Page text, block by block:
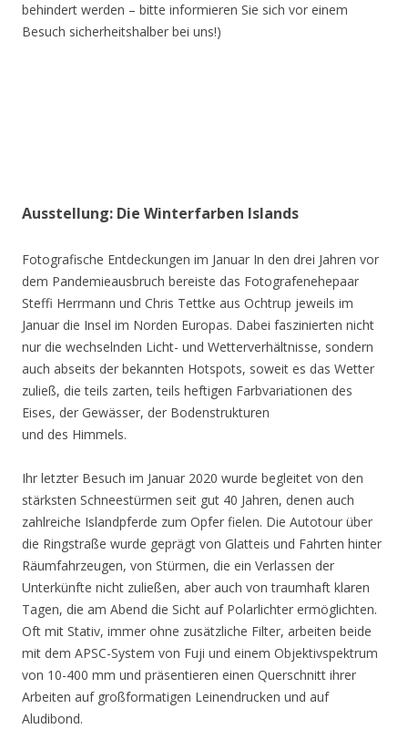
behindert werden – bitte informieren Sie sich vor einem
Besuch sicherheitshalber bei uns!)
Ausstellung: Die Winterfarben Islands
Fotografische Entdeckungen im Januar In den drei Jahren vor
dem Pandemieausbruch bereiste das Fotografenehepaar
Steffi Herrmann und Chris Tettke aus Ochtrup jeweils im
Januar die Insel im Norden Europas. Dabei faszinierten nicht
nur die wechselnden Licht- und Wetterverhältnisse, sondern
auch abseits der bekannten Hotspots, soweit es das Wetter
zuließ, die teils zarten, teils heftigen Farbvariationen des
Eises, der Gewässer, der Bodenstrukturen
und des Himmels.
Ihr letzter Besuch im Januar 2020 wurde begleitet von den
stärksten Schneestürmen seit gut 40 Jahren, denen auch
zahlreiche Islandpferde zum Opfer fielen. Die Autotour über
die Ringstraße wurde geprägt von Glatteis und Fahrten hinter
Räumfahrzeugen, von Stürmen, die ein Verlassen der
Unterkünfte nicht zuließen, aber auch von traumhaft klaren
Tagen, die am Abend die Sicht auf Polarlichter ermöglichten.
Oft mit Stativ, immer ohne zusätzliche Filter, arbeiten beide
mit dem APSC-System von Fuji und einem Objektivspektrum
von 10-400 mm und präsentieren einen Querschnitt ihrer
Arbeiten auf großformatigen Leinendrucken und auf
Aludibond.